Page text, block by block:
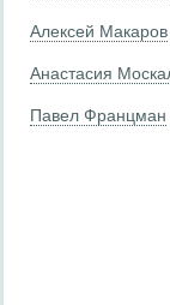
Алексей Макаров
Анастасия
Павел Францман